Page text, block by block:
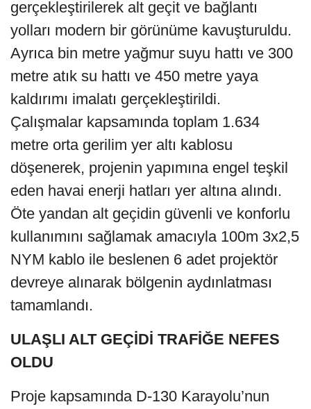
gerçekleştirilerek alt geçit ve bağlantı
yolları modern bir görünüme kavuşturuldu.
Ayrıca bin metre yağmur suyu hattı ve 300
metre atık su hattı ve 450 metre yaya
kaldırımı imalatı gerçekleştirildi.
Çalışmalar kapsamında toplam 1.634
metre orta gerilim yer altı kablosu
döşenerek, projenin yapımına engel teşkil
eden havai enerji hatları yer altına alındı.
Öte yandan alt geçidin güvenli ve konforlu
kullanımını sağlamak amacıyla 100m 3x2,5
NYM kablo ile beslenen 6 adet projektör
devreye alınarak bölgenin aydınlatması
tamamlandı.
ULAŞLI ALT GEÇİDİ TRAFİĞE NEFES
OLDU
Proje kapsamında D-130 Karayolu’nun